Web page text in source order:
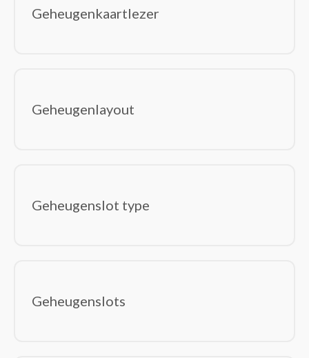
Geheugenkaartlezer
Geheugenlayout
Geheugenslot type
Geheugenslots